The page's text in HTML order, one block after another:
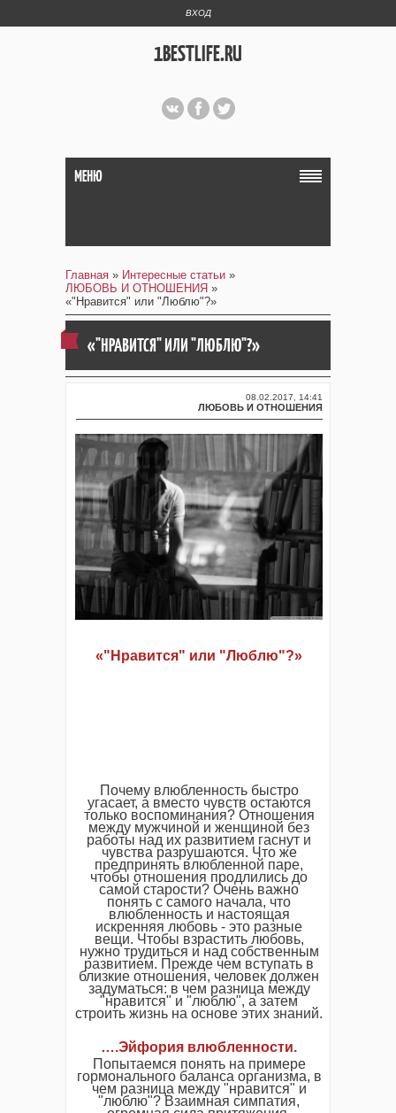
ВХОД
1BESTLIFE.RU
МЕНЮ
Главная » Интересные статьи »
ЛЮБОВЬ И ОТНОШЕНИЯ »
«"Нравится" или "Люблю"?»
«"НРАВИТСЯ" ИЛИ "ЛЮБЛЮ"?»
08.02.2017, 14:41
ЛЮБОВЬ И ОТНОШЕНИЯ
«"Нравится" или "Люблю"?»
Почему влюбленность быстро
угасает, а вместо чувств остаются
только воспоминания? Отношения
между мужчиной и женщиной без
работы над их развитием гаснут и
чувства разрушаются. Что же
предпринять влюбленной паре,
чтобы отношения продлились до
самой старости? Очень важно
понять с самого начала, что
влюбленность и настоящая
искренняя любовь - это разные
вещи. Чтобы взрастить любовь,
нужно трудиться и над собственным
развитием. Прежде чем вступать в
близкие отношения, человек должен
задуматься: в чем разница между
"нравится" и "люблю", а затем
строить жизнь на основе этих знаний.
….Эйфория влюбленности.
Попытаемся понять на примере
гормонального баланса организма, в
чем разница между "нравится" и
"люблю"? Взаимная симпатия,